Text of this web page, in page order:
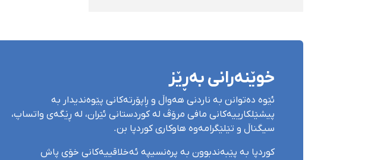
خوێنەرانی بەڕێز
ئێوە دەتوانن بە ناردنی هەواڵ و ڕاپۆرتەکانی پێوەندیدار بە
پیشێلکارییەکانی مافی مرۆڤ لە کوردستانی ئێران، لە ڕێگەی واتساپ،
سیگناڵ و تێلێگرامەوە هاوکاری کوردپا بن.
کوردپا بە پێبەندبوون بە پرەنسیپە ئەخلاقییەکانی خۆی پاش